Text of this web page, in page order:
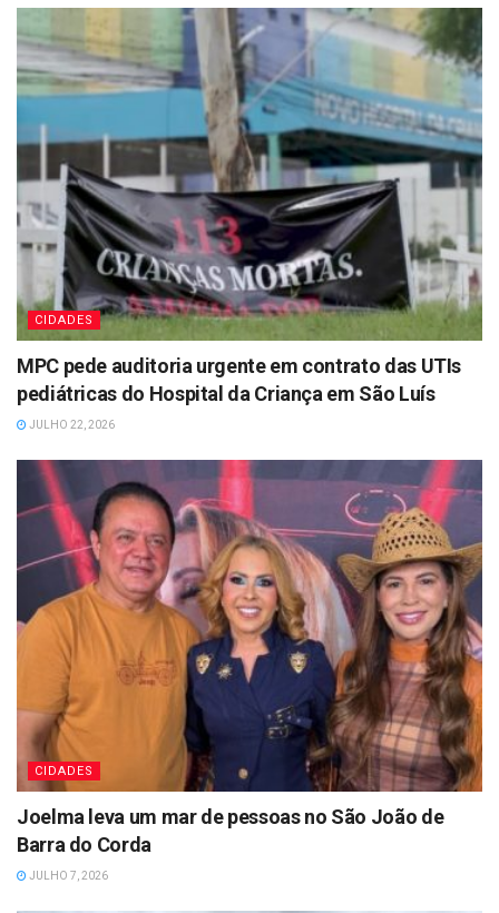
CIDADES
MPC pede auditoria urgente em contrato das UTIs
pediátricas do Hospital da Criança em São Luís
JULHO 22, 2026
CIDADES
Joelma leva um mar de pessoas no São João de
Barra do Corda
JULHO 7, 2026